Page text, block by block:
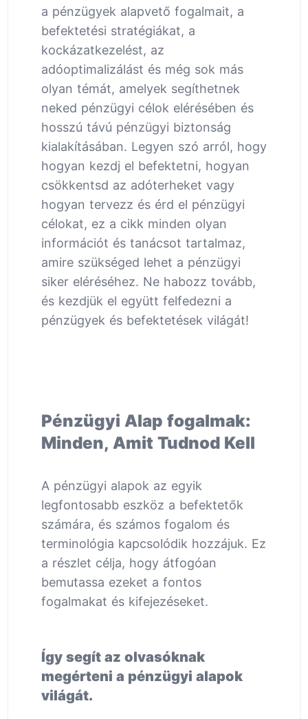
a pénzügyek alapvető fogalmait, a
befektetési stratégiákat, a
kockázatkezelést, az
adóoptimalizálást és még sok más
olyan témát, amelyek segíthetnek
neked pénzügyi célok elérésében és
hosszú távú pénzügyi biztonság
kialakításában. Legyen szó arról, hogy
hogyan kezdj el befektetni, hogyan
csökkentsd az adóterheket vagy
hogyan tervezz és érd el pénzügyi
célokat, ez a cikk minden olyan
információt és tanácsot tartalmaz,
amire szükséged lehet a pénzügyi
siker eléréséhez. Ne habozz tovább,
és kezdjük el együtt felfedezni a
pénzügyek és befektetések világát!
Pénzügyi Alap fogalmak:
Minden, Amit Tudnod Kell
A pénzügyi alapok az egyik
legfontosabb eszköz a befektetők
számára, és számos fogalom és
terminológia kapcsolódik hozzájuk. Ez
a részlet célja, hogy átfogóan
bemutassa ezeket a fontos
fogalmakat és kifejezéseket.
Így segít az olvasóknak
megérteni a pénzügyi alapok
világát.